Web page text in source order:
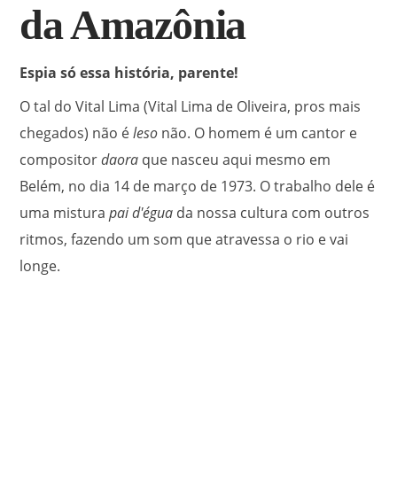
da Amazônia
Espia só essa história, parente!
O tal do Vital Lima (Vital Lima de Oliveira, pros mais
chegados) não éleso não. O homem é um cantor e
compositordaora que nasceu aqui mesmo em
Belém, no dia 14 de março de 1973. O trabalho dele é
uma misturapai d'égua da nossa cultura com outros
ritmos, fazendo um som que atravessa o rio e vai
longe.